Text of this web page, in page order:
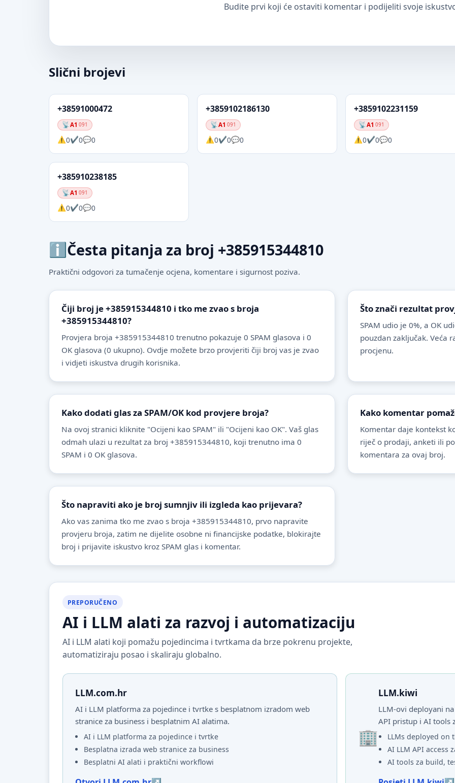
Budite prvi koji će ostaviti komentar i podijeliti svoje
Slični brojevi
+38591000472
A1 091
0 0 0
+3859102186130
A1 091
0 0 0
+3859102231159
A1 091
0 0 0
+385910238185
A1 091
0 0 0
Česta pitanja za broj +385915344810
Praktični odgovori za tumačenje ocjena, komentare i sigurnost poziva.
Čiji broj je +385915344810 i tko me zvao s broja
+385915344810?
Provjera broja +385915344810 trenutno pokazuje 0 SPAM glasova i 0
OK glasova (0 ukupno). Ovdje možete brzo provjeriti čiji broj vas je zvao
i vidjeti iskustva drugih korisnika.
Što znači rezultat
SPAM udio je 0%, a OK
pouzdan zaključak. Veća
procjenu.
Kako dodati glas za SPAM/OK kod provjere broja?
Na ovoj stranici kliknite "Ocijeni kao SPAM" ili "Ocijeni kao OK". Vaš glas
odmah ulazi u rezultat za broj +385915344810, koji trenutno ima 0
SPAM i 0 OK glasova.
Kako komentar
Komentar daje kontekst
riječ o prodaji, anketi ili
komentara za ovaj broj.
Što napraviti ako je broj sumnjiv ili izgleda kao prijevara?
Ako vas zanima tko me zvao s broja +385915344810, prvo napravite
provjeru broja, zatim ne dijelite osobne ni financijske podatke, blokirajte
broj i prijavite iskustvo kroz SPAM glas i komentar.
PREPORUČENO
AI i LLM alati za razvoj i automatizaciju
AI i LLM alati koji pomažu pojedincima i tvrtkama da brze pokrenu projekte,
automatiziraju posao i skaliraju globalno.
LLM.com.hr
AI i LLM platforma za pojedince i tvrtke s besplatnom izradom web
stranice za business i besplatnim AI alatima.
AI i LLM platforma za pojedince i tvrtke
Besplatna izrada web stranice za business
Besplatni AI alati i praktični workflowi
LLM.kiwi
LLM-ovi deployani
API pristup i AI tools
LLMs deployed on
AI LLM API access
AI tools za build,